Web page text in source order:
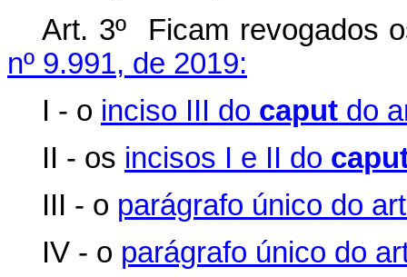
Art. 3º Ficam revogados
nº 9.991, de 2019:
I - o inciso III do caput do
II - os incisos I e II do
III - o parágrafo único do
IV - o parágrafo único do